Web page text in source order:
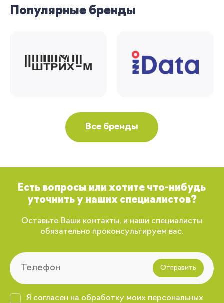
Популярные бренды
Все бренды
Есть вопросы или хотите что-нибудь
уточнить у наших специалистов?
Оставьте Ваши контакты, и наши специалисты
обязательно проконсультируем вас.
Отправить
Я согласен на обработку моих персональных